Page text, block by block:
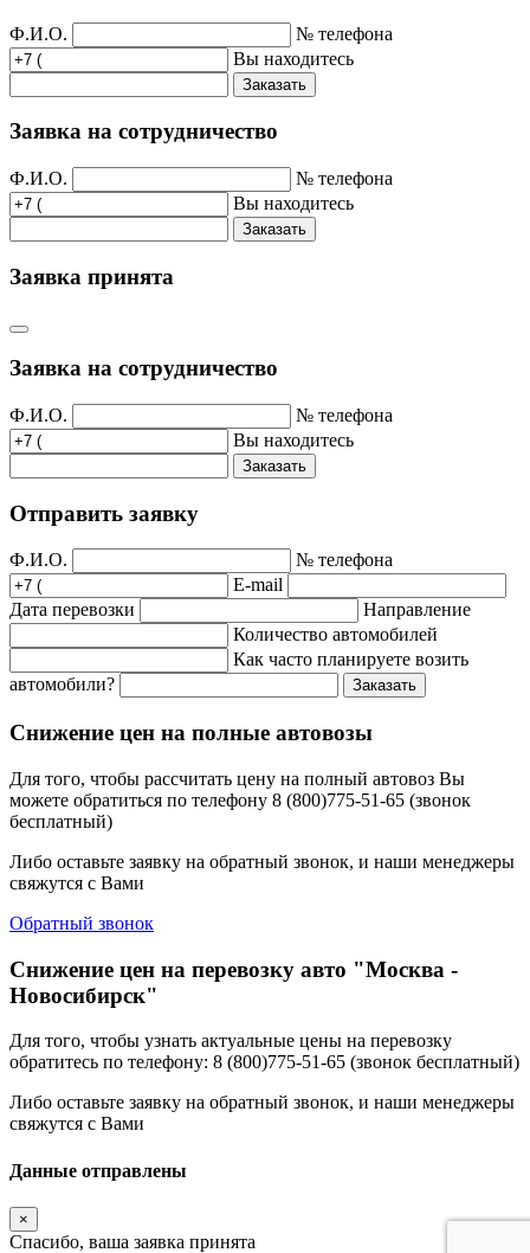
Ф.И.О.
№ телефона
Вы находитесь
Заказать
Заявка на сотрудничество
Ф.И.О.
№ телефона
Вы находитесь
Заказать
Заявка принята
Заявка на сотрудничество
Ф.И.О.
№ телефона
Вы находитесь
Заказать
Отправить заявку
Ф.И.О.
№ телефона
E-mail
Дата перевозки
Направление
Количество автомобилей
Как часто планируете возить
автомобили?
Заказать
Снижение цен на полные автовозы
Для того, чтобы рассчитать цену на полный автовоз Вы
можете обратиться по телефону 8 (800)775-51-65 (звонок
бесплатный)
Либо оставьте заявку на обратный звонок, и наши менеджеры
свяжутся с Вами
Обратный звонок
Снижение цен на перевозку авто "Москва -
Новосибирск"
Для того, чтобы узнать актуальные цены на перевозку
обратитесь по телефону: 8 (800)775-51-65 (звонок бесплатный)
Либо оставьте заявку на обратный звонок, и наши менеджеры
свяжутся с Вами
Данные отправлены
×
Спасибо, ваша заявка принята